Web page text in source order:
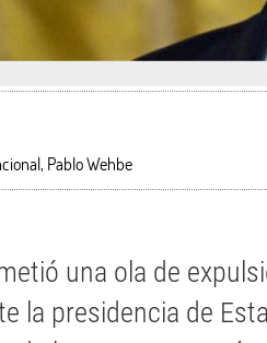
Pablo Wehbe
una ola de
la presidencia de